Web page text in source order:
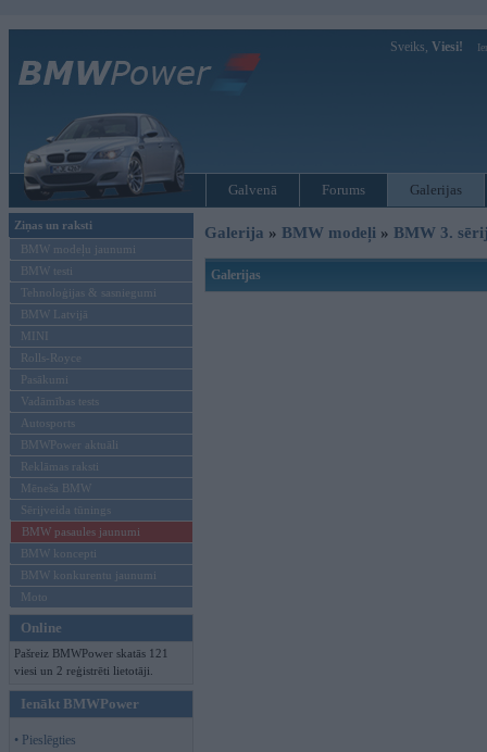
Sveiks, Viesi!
Galvenā Forums Galerijas
Ziņas un raksti
BMW modeļu jaunumi
BMW testi
Tehnoloģijas & sasniegumi
BMW Latvijā
MINI
Rolls-Royce
Pasākumi
Vadāmības tests
Autosports
BMWPower aktuāli
Reklāmas raksti
Mēneša BMW
Sērijveida tūnings
BMW pasaules jaunumi
BMW koncepti
BMW konkurentu jaunumi
Moto
Online
Pašreiz BMWPower skatās 121
viesi un 2 reģistrēti lietotāji.
Ienākt BMWPower
• Pieslēgties
Galerija » BMW modeļi » BMW 3.
Galerijas